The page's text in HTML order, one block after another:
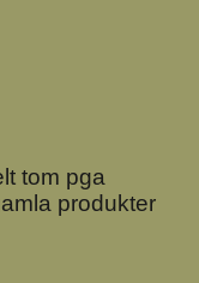
tom pga
produkter